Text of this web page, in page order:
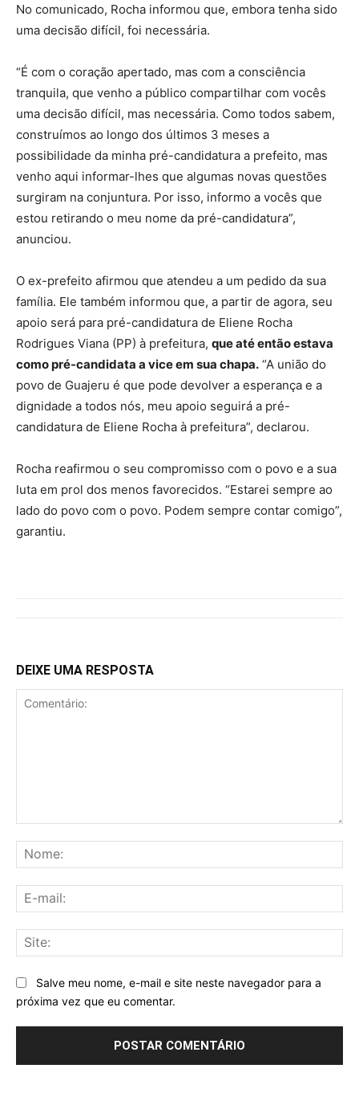
No comunicado, Rocha informou que, embora tenha sido
uma decisão difícil, foi necessária.
“É com o coração apertado, mas com a consciência
tranquila, que venho a público compartilhar com vocês
uma decisão difícil, mas necessária. Como todos sabem,
construímos ao longo dos últimos 3 meses a
possibilidade da minha pré-candidatura a prefeito, mas
venho aqui informar-lhes que algumas novas questões
surgiram na conjuntura. Por isso, informo a vocês que
estou retirando o meu nome da pré-candidatura”,
anunciou.
O ex-prefeito afirmou que atendeu a um pedido da sua
família. Ele também informou que, a partir de agora, seu
apoio será para pré-candidatura de Eliene Rocha
Rodrigues Viana (PP) à prefeitura, que até então estava
como pré-candidata a vice em sua chapa. “A união do
povo de Guajeru é que pode devolver a esperança e a
dignidade a todos nós, meu apoio seguirá a pré-
candidatura de Eliene Rocha à prefeitura”, declarou.
Rocha reafirmou o seu compromisso com o povo e a sua
luta em prol dos menos favorecidos. “Estarei sempre ao
lado do povo com o povo. Podem sempre contar comigo”,
garantiu.
DEIXE UMA RESPOSTA
Salve meu nome, e-mail e site neste navegador para a
próxima vez que eu comentar.